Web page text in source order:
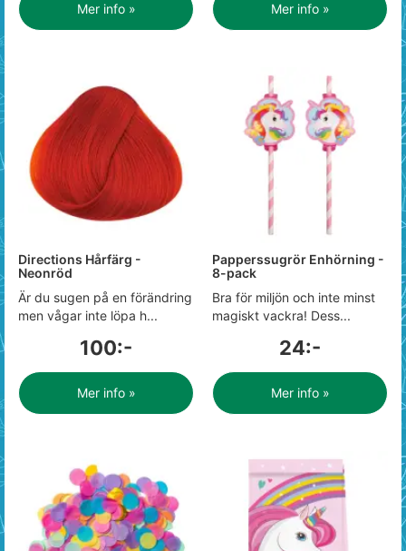
Mer info » Mer info »
Directions Hårfärg -
Neonröd
Är du sugen på en förändring
men vågar inte löpa h...
100:-
Mer info »
Papperssugrör Enhörning -
8-pack
Bra för miljön och inte minst
magiskt vackra! Dess...
24:-
Mer info »